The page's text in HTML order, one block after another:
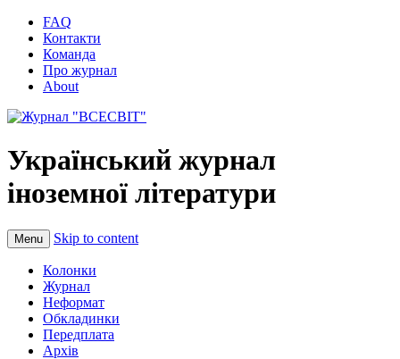
FAQ
Контакти
Команда
Про журнал
About
Український журнал
іноземної літератури
Menu Skip to content
Колонки
Журнал
Неформат
Обкладинки
Передплата
Архів